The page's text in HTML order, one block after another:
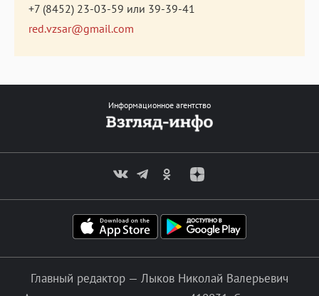
+7 (8452) 23-03-59 или 39-39-41
red.vzsar@gmail.com
Информационное агентство
Главный редактор — Лыков Николай Валерьевич